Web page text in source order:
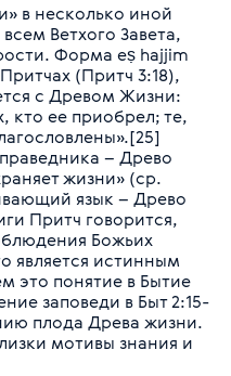
в несколько иной
Ветхого Завета,
Форма eṣ hajjim
(Притч 3:18),
с Древом Жизни:
кто ее приобрел; те,
– Древо
жизни» (ср.
язык – Древо
Притч говорится,
Божьих
является истинным
это понятие в Бытие
заповеди в Быт 2:15-
плода Древа жизни.
мотивы знания и